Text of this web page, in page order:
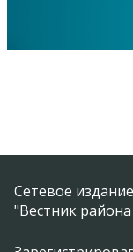
Сетевое
"Вестник